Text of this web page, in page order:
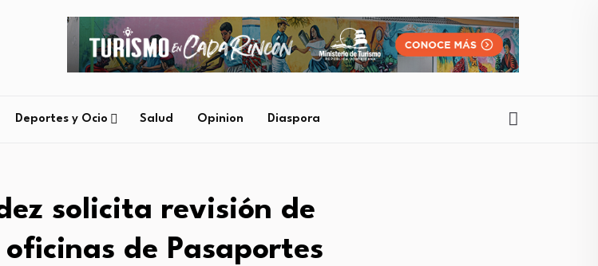
Deportes y Ocio Salud Opinion Diaspora
solicita revisión de
de Pasaportes